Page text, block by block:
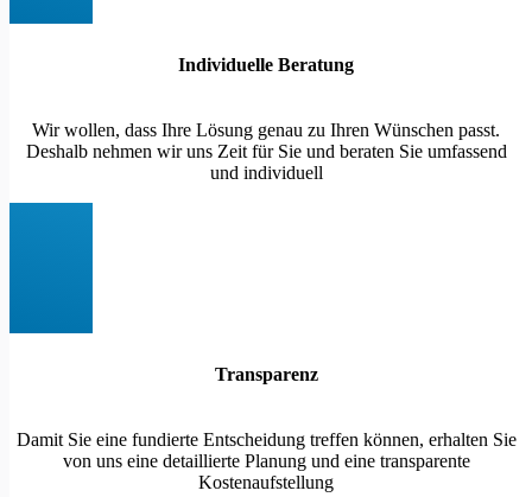
Individuelle Beratung
Wir wollen, dass Ihre Lösung genau zu Ihren Wünschen passt.
Deshalb nehmen wir uns Zeit für Sie und beraten Sie umfassend
und individuell
Transparenz
Damit Sie eine fundierte Entscheidung treffen können, erhalten Sie
von uns eine detaillierte Planung und eine transparente
Kostenaufstellung